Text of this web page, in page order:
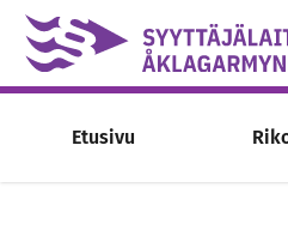
Skip to content -
Etusivu